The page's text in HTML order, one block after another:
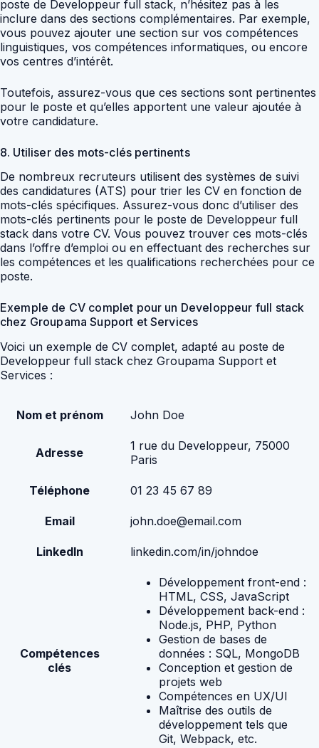
poste de Developpeur full stack, n’hésitez pas à les
inclure dans des sections complémentaires. Par exemple,
vous pouvez ajouter une section sur vos compétences
linguistiques, vos compétences informatiques, ou encore
vos centres d’intérêt.
Toutefois, assurez-vous que ces sections sont pertinentes
pour le poste et qu’elles apportent une valeur ajoutée à
votre candidature.
8. Utiliser des mots-clés pertinents
De nombreux recruteurs utilisent des systèmes de suivi
des candidatures (ATS) pour trier les CV en fonction de
mots-clés spécifiques. Assurez-vous donc d’utiliser des
mots-clés pertinents pour le poste de Developpeur full
stack dans votre CV. Vous pouvez trouver ces mots-clés
dans l’offre d’emploi ou en effectuant des recherches sur
les compétences et les qualifications recherchées pour ce
poste.
Exemple de CV complet pour un Developpeur full stack
chez Groupama Support et Services
Voici un exemple de CV complet, adapté au poste de
Developpeur full stack chez Groupama Support et
Services :
Nom et prénom John Doe
Adresse
1 rue du Developpeur, 75000
Paris
Téléphone 01 23 45 67 89
Email john.doe@email.com
LinkedIn linkedin.com/in/johndoe
Compétences
clés
Développement front-end :
HTML, CSS, JavaScript
Développement back-end :
Node.js, PHP, Python
Gestion de bases de
données : SQL, MongoDB
Conception et gestion de
projets web
Compétences en UX/UI
Maîtrise des outils de
développement tels que
Git, Webpack, etc.